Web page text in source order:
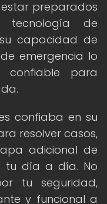
preparados
tecnología de
capacidad de
emergencia lo
confiable para
confiaba en su
resolver casos,
adicional de
tu día a día. No
tu seguridad,
y funcional a